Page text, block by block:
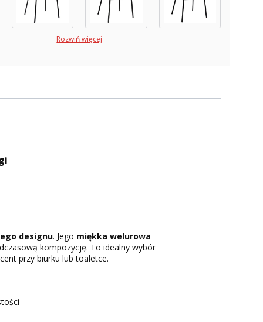
Rozwiń więcej
designu. Jego miękka welurowa
kompozycję. To idealny wybór
przy biurku lub toaletce.